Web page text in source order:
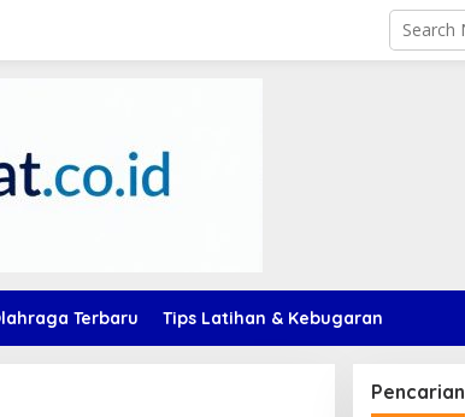
Terbaru Tips Latihan & Kebugaran
Pencarian